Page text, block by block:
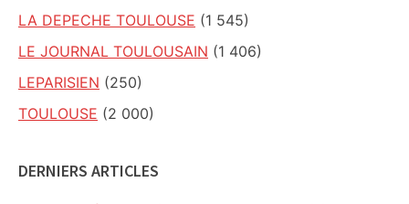
LA DEPECHE TOULOUSE (1 545)
LE JOURNAL TOULOUSAIN (1 406)
LEPARISIEN (250)
TOULOUSE (2 000)
DERNIERS ARTICLES